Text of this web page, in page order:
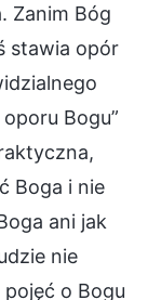
Zanim Bóg
stawia opór
Bogu”
Boga i nie
ani jak
nie
o Bogu